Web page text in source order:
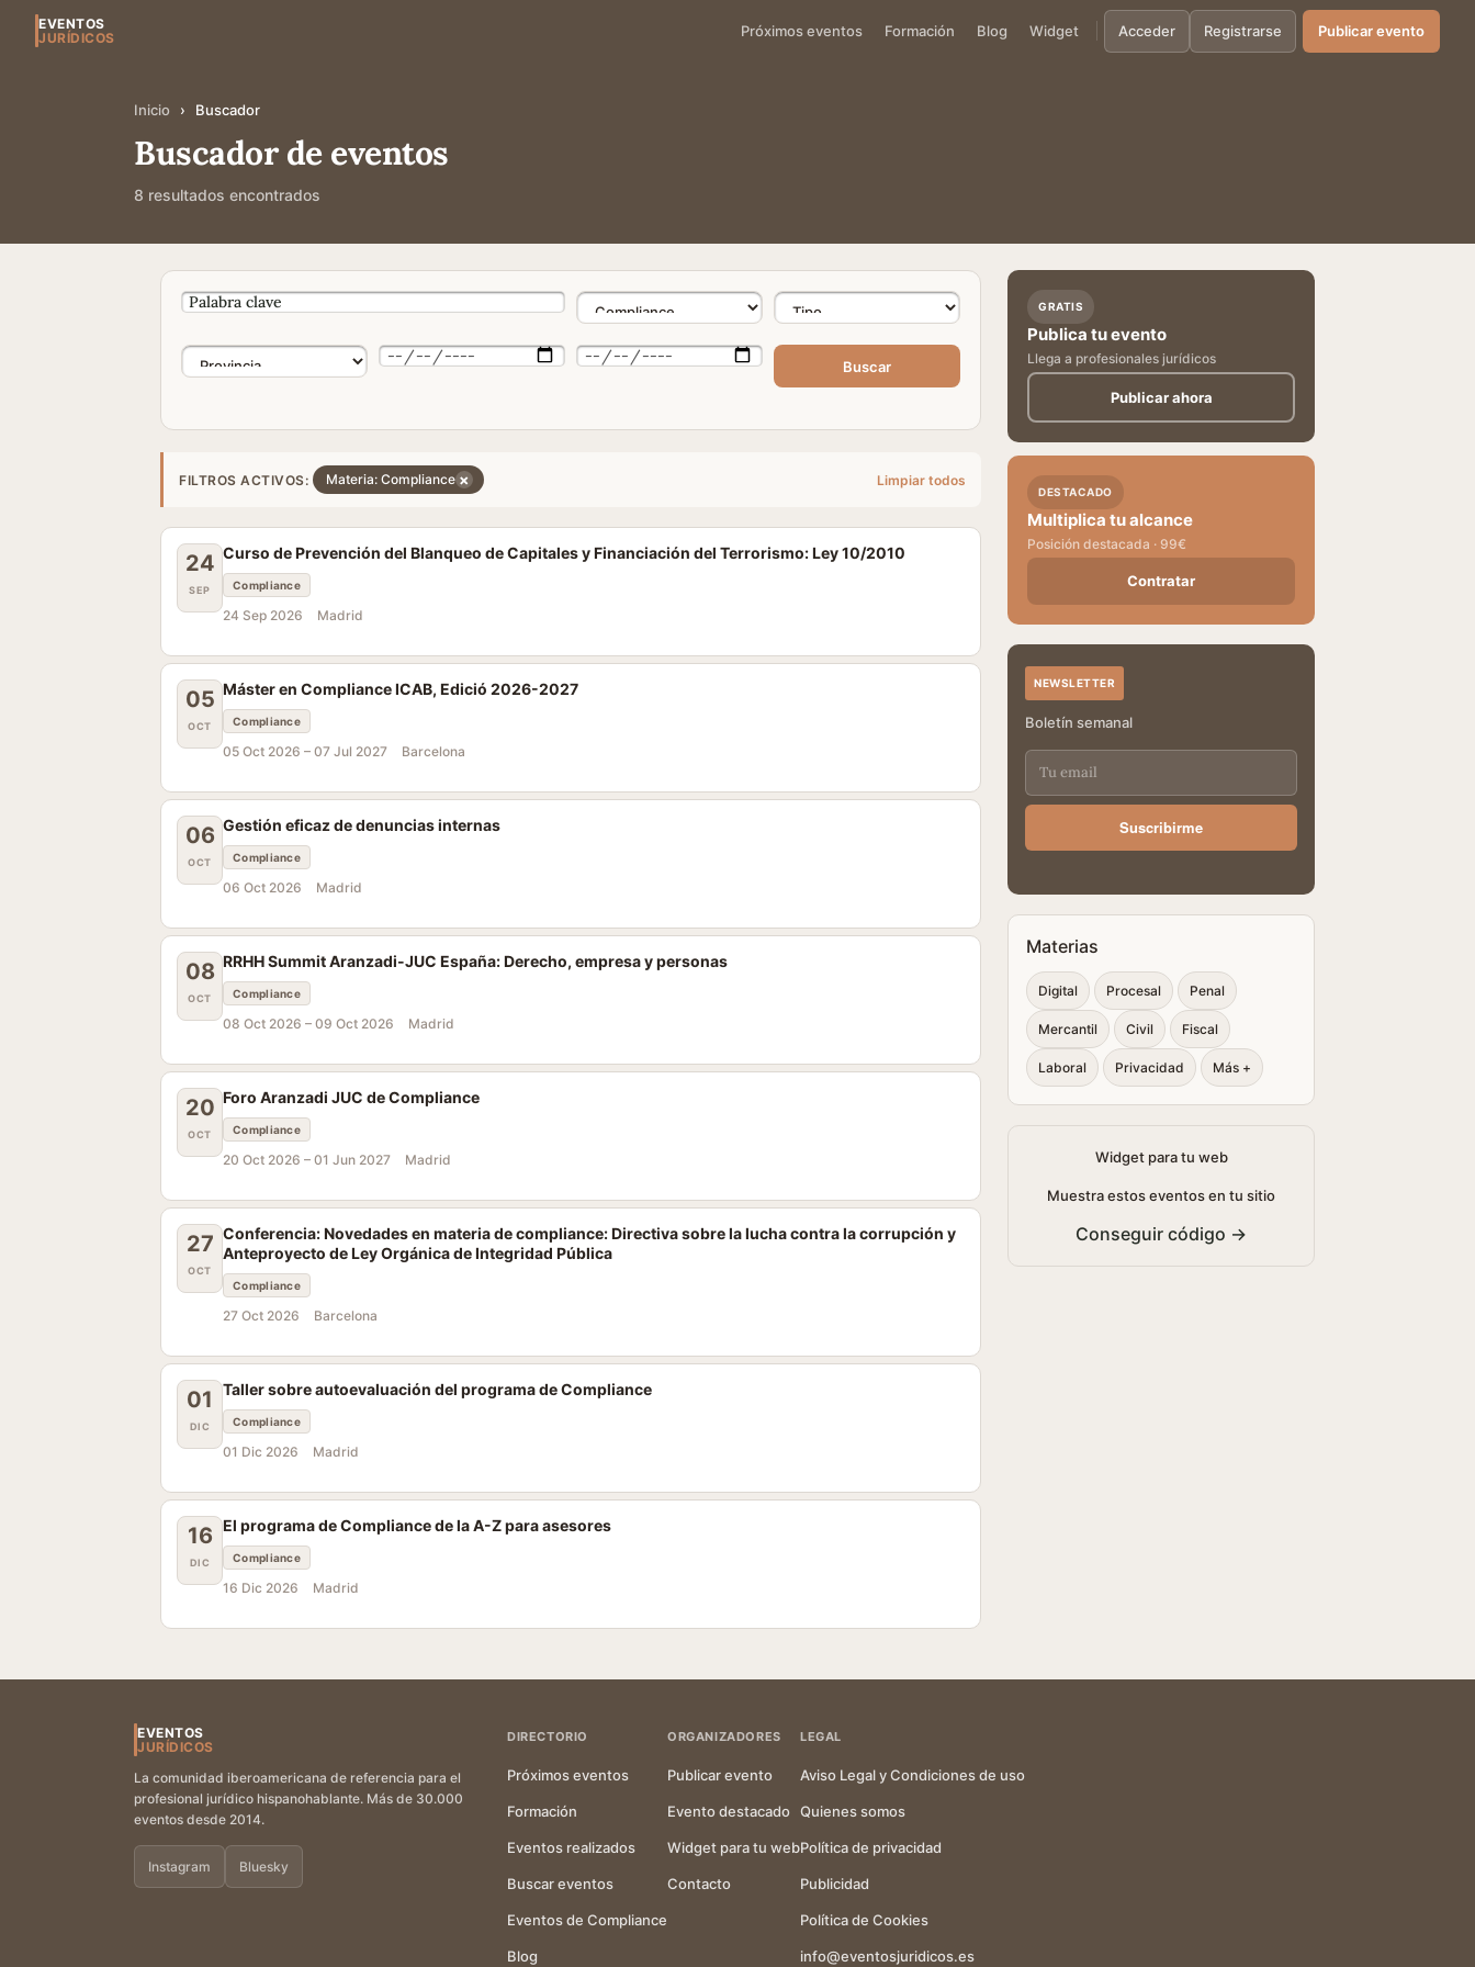
EVENTOS
JURÍDICOS
Próximos eventos Formación Blog Widget Acceder Registrarse Publicar evento
Inicio › Buscador
Buscador de eventos
8 resultados encontrados
Buscar
FILTROS ACTIVOS: Materia: Compliance × Limpiar todos
24
SEP
Curso de Prevención del Blanqueo de Capitales y Financiación del Terrorismo: Ley 10/2010
Compliance
24 Sep 2026 Madrid
05
OCT
Máster en Compliance ICAB, Edició 2026-2027
Compliance
05 Oct 2026 – 07 Jul 2027 Barcelona
06
OCT
Gestión eficaz de denuncias internas
Compliance
06 Oct 2026 Madrid
08
OCT
RRHH Summit Aranzadi-JUC España: Derecho, empresa y personas
Compliance
08 Oct 2026 – 09 Oct 2026 Madrid
20
OCT
Foro Aranzadi JUC de Compliance
Compliance
20 Oct 2026 – 01 Jun 2027 Madrid
27
OCT
Conferencia: Novedades en materia de compliance: Directiva sobre la lucha contra la corrupción y
Anteproyecto de Ley Orgánica de Integridad Pública
Compliance
27 Oct 2026 Barcelona
01
DIC
Taller sobre autoevaluación del programa de Compliance
Compliance
01 Dic 2026 Madrid
16
DIC
El programa de Compliance de la A-Z para asesores
Compliance
16 Dic 2026 Madrid
GRATIS
Publica tu evento
Llega a profesionales jurídicos
Publicar ahora
DESTACADO
Multiplica tu alcance
Posición destacada · 99€
Contratar
NEWSLETTER
Boletín semanal
Suscribirme
Materias
Digital Procesal Penal
Mercantil Civil Fiscal
Laboral Privacidad Más +
Widget para tu web
Muestra estos eventos en tu sitio
Conseguir código →
EVENTOS
JURÍDICOS
La comunidad iberoamericana de referencia para el
profesional jurídico hispanohablante. Más de 30.000
eventos desde 2014.
Instagram Bluesky
DIRECTORIO
Próximos eventos
Formación
Eventos realizados
Buscar eventos
Eventos de Compliance
Blog
ORGANIZADORES
Publicar evento
Evento destacado
Widget para tu web
Contacto
LEGAL
Aviso Legal y Condiciones de uso
Quienes somos
Política de privacidad
Publicidad
Política de Cookies
info@eventosjuridicos.es